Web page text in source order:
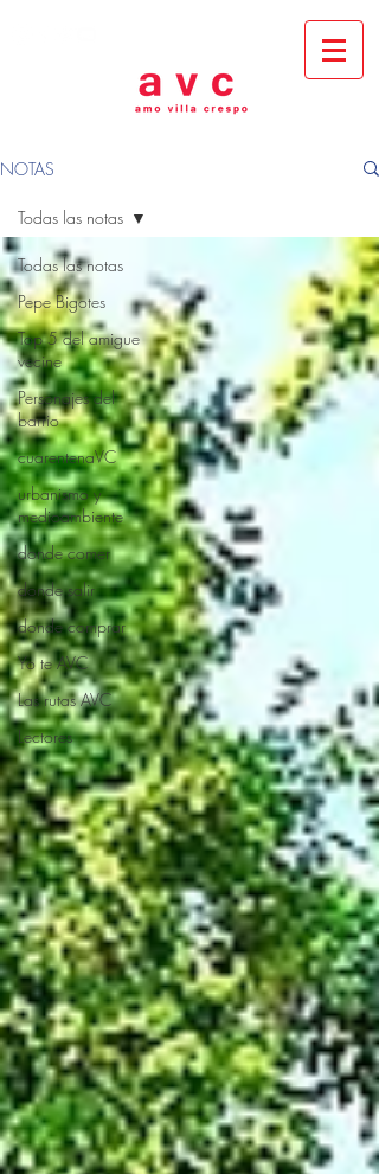
NOTAS
Todas las notas
Pepe Bigotes
Top 5 del amigue
vecine
Personajes del
barrio
cuarentenaVC
urbanismo y
medioambiente
donde comer
donde salir
donde comprar
Yo te AVC
Las rutas AVC
Lectores
Todas las notas